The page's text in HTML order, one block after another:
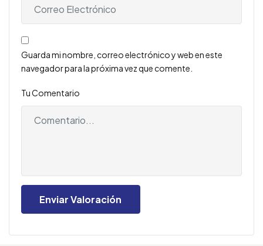
Guarda mi nombre, correo electrónico y web en este
navegador para la próxima vez que comente.
Tu Comentario